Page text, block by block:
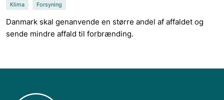
Klima Forsyning
Danmark skal genanvende en større andel af affaldet og
sende mindre affald til forbrænding.